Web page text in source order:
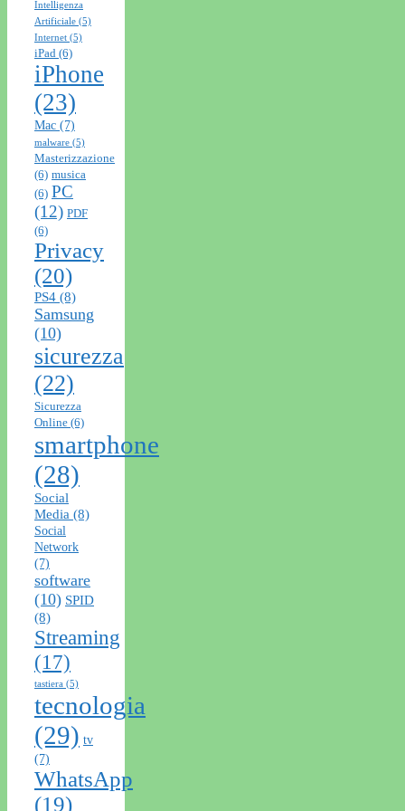
Intelligenza
Artificiale (5)
Internet (5)
iPad (6)
iPhone
(23)
Mac (7)
malware (5)
Masterizzazione
(6) musica
(6) PC
(12) PDF
(6)
Privacy
(20)
PS4 (8)
Samsung
(10)
sicurezza
(22)
Sicurezza
Online (6)
smartphone
(28)
Social
Media (8)
Social
Network
(7)
software
(10) SPID
(8)
Streaming
(17)
tastiera (5)
tecnologia
(29) tv
(7)
WhatsApp
(19)